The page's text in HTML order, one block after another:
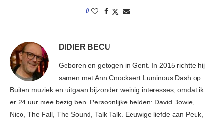
0
DIDIER BECU
Geboren en getogen in Gent. In 2015 richtte hij
samen met Ann Cnockaert Luminous Dash op.
Buiten muziek en uitgaan bijzonder weinig interesses, omdat ik
er 24 uur mee bezig ben. Persoonlijke helden: David Bowie,
Nico, The Fall, The Sound, Talk Talk. Eeuwige liefde aan Peuk,